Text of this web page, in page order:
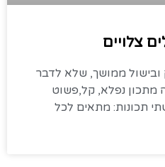
צלויים
ובישול ממושך, שלא לדבר
מתכון נפלא, קל,פשוט
תכונות: מתאים לכל